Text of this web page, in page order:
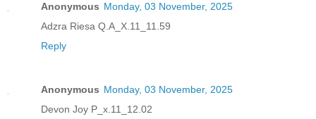
Anonymous Monday, 03 November, 2025
Adzra Riesa Q.A_X.11_11.59
Reply
Anonymous Monday, 03 November, 2025
Devon Joy P_x.11_12.02